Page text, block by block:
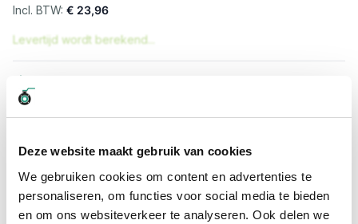
Deze website maakt gebruik van cookies
We gebruiken cookies om content en advertenties te
personaliseren, om functies voor social media te bieden
en om ons websiteverkeer te analyseren. Ook delen we
€ 23,96
Levertijd wordt berekend...
Snelle levering
Snel naar
Meer informatie